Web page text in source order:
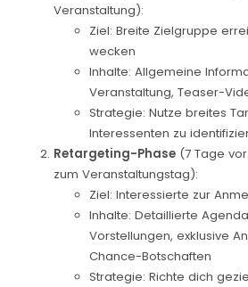
Veranstaltung):
Ziel: Breite Zielgruppe
wecken
Inhalte: Allgemeine
Veranstaltung, Teaser-
Strategie: Nutze breites
Interessenten zu
Retargeting-Phase (7 Tage
zum Veranstaltungstag):
Ziel: Interessierte zur
Inhalte: Detaillierte
Vorstellungen, exklusive
Chance-Botschaften
Strategie: Richte dich